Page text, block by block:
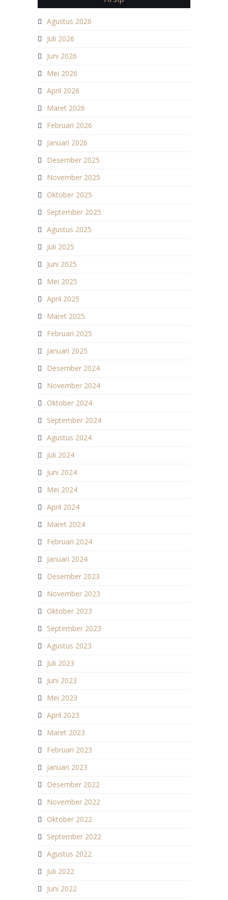
Agustus 2026
Juli 2026
Juni 2026
Mei 2026
April 2026
Maret 2026
Februari 2026
Januari 2026
Desember 2025
November 2025
Oktober 2025
September 2025
Agustus 2025
Juli 2025
Juni 2025
Mei 2025
April 2025
Maret 2025
Februari 2025
Januari 2025
Desember 2024
November 2024
Oktober 2024
September 2024
Agustus 2024
Juli 2024
Juni 2024
Mei 2024
April 2024
Maret 2024
Februari 2024
Januari 2024
Desember 2023
November 2023
Oktober 2023
September 2023
Agustus 2023
Juli 2023
Juni 2023
Mei 2023
April 2023
Maret 2023
Februari 2023
Januari 2023
Desember 2022
November 2022
Oktober 2022
September 2022
Agustus 2022
Juli 2022
Juni 2022